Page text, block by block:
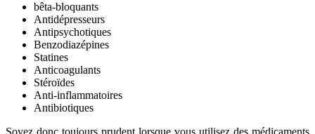
bêta-bloquants
Antidépresseurs
Antipsychotiques
Benzodiazépines
Statines
Anticoagulants
Stéroïdes
Anti-inflammatoires
Antibiotiques
Soyez donc toujours prudent lorsque vous utilisez des médicaments